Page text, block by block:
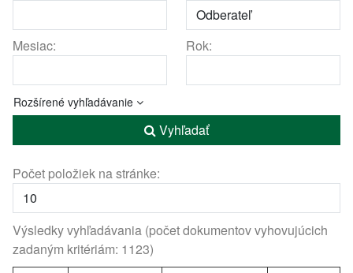
Mesiac: Rok:
Rozšírené vyhľadávanie
Vyhľadať
Počet položiek na stránke:
Výsledky vyhľadávania (počet dokumentov vyhovujúcich
zadaným kritériám: 1123)